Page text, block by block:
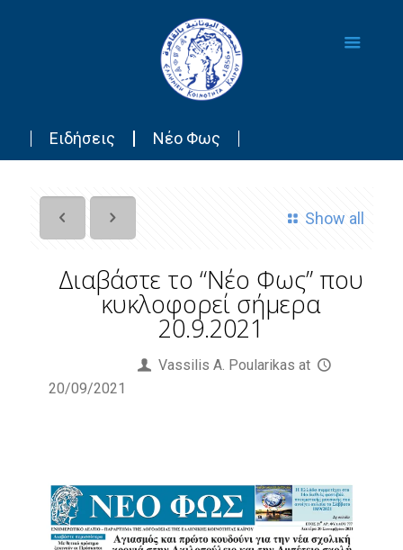
Ειδήσεις Νέο Φως
Show all
Διαβάστε το “Νέο Φως” που
κυκλοφορεί σήμερα
20.9.2021
Vassilis Α. Poularikas at
20/09/2021